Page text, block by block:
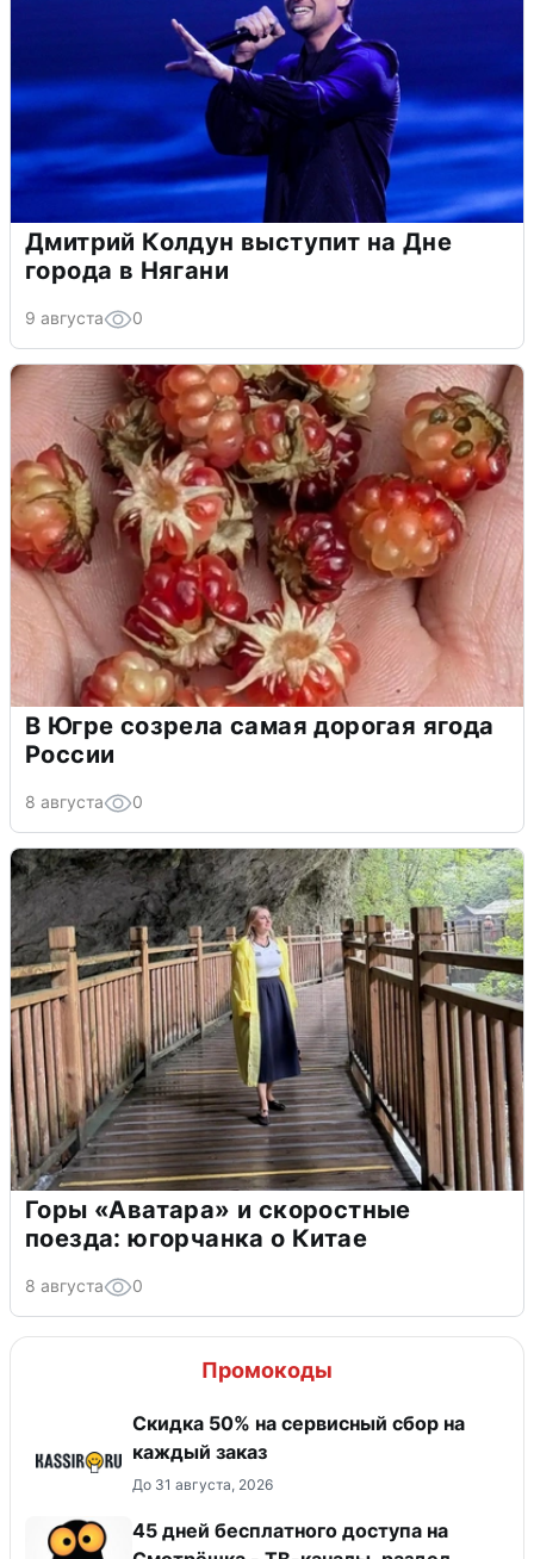
Дмитрий Колдун выступит на Дне
города в Нягани
9 августа 0
В Югре созрела самая дорогая ягода
России
8 августа 0
Горы «Аватара» и скоростные
поезда: югорчанка о Китае
8 августа 0
Промокоды
Скидка 50% на сервисный сбор на
каждый заказ
До 31 августа, 2026
45 дней бесплатного доступа на